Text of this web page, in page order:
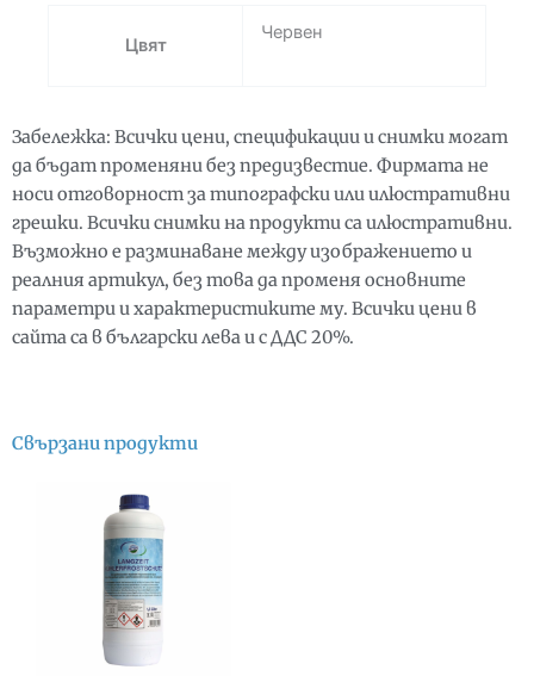
Цвят
Червен
Забележка: Всички цени, спецификации и снимки могат
да бъдат променяни без предизвестие. Фирмата не
носи отговорност за типографски или илюстративни
грешки. Всички снимки на продукти са илюстративни.
Възможно е разминаване между изображението и
реалния артикул, без това да променя основните
параметри и характеристиките му. Всички цени в
сайта са в български лева и с ДДС 20%.
Свързани продукти